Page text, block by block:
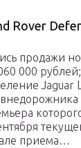
Rover
продажи
000 рублей;
Jaguar
приема…